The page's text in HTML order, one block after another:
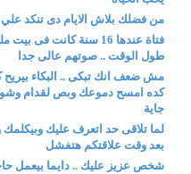
من فضلك بلاش الايام دى تنكد
فتاة عندها 16 سنة كانت
طول الوقت .. صوتهم عالى جدا
مش ضعف انك تبكى .. البكاء بيريح
كده امسح دموعك وبص لقدام وشوف
جاية
لما تلاقى حد اتعرف عليك وبيكلمك
بعد وقت علاقتكم هتفشل
شخص عزيز عليك .. دايما بيعمل